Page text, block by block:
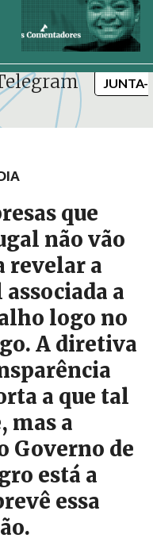
JUNTA-
que
não vão
revelar a
a
logo no
A diretiva
a que tal
mas a
Governo de
está a
essa